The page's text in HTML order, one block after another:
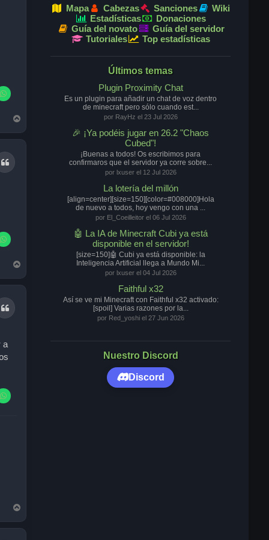
r
Citar
r
Citar
a
r
Mapa
Cabezas Sanciones
Wiki
Estadísticas
Donaciones
Guía del novato
Guía del servidor
Tutoriales
Top estadísticas
Últimos temas
Plugin Proximity Chat
Es un plugin para añadir un chat de voz dentro
de minecraft pero sólo cuando est...
por RayHz el 23 Jul 2026
🎉 ¡Ya podéis jugar en 26.2 "Chaos
Cubed"!
¡Buenas a todos! Os escribimos para
confirmaros que el servidor ya corre sobre...
por lxuser el 12 Jul 2026
La lotería del millón
[align=center][size=150][color=#008000]Hola
de nuevo a todos, hoy vengo con una ...
por El_Coeilleitor el 06 Jul 2026
🤖 La IA de Minecraft Cubi ya está
disponible en el servidor!
[size=150]🤖 Cubi ya está disponible: la
Inteligencia Artificial llega a Mundo Mi...
por lxuser el 04 Jul 2026
Faithful x32
Así se ve mi Minecraft con Faithful x32 activado:
[spoil] Varias razones por la...
por Red_yoshi el 27 Jun 2026
Nuestro Discord
Discord